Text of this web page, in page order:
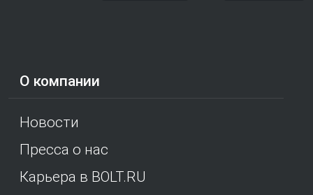
О компании
Новости
Пресса о нас
Карьера в BOLT.RU